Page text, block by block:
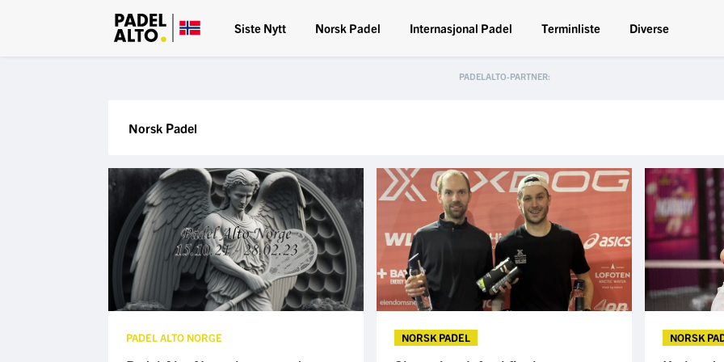
Siste Nytt Norsk Padel Internasjonal Padel Terminliste Diverse
Norsk Padel
PADEL ALTO NORGE NORSK PADEL NORSK